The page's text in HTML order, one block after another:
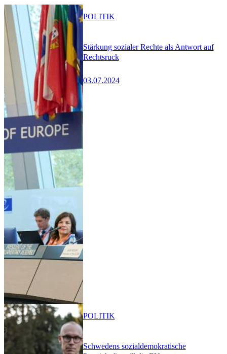
Stärkung sozialer Rechte als Antwort auf
Rechtsruck
03.07.2024
POLITIK
Schwedens sozialdemokratische
POLITIK